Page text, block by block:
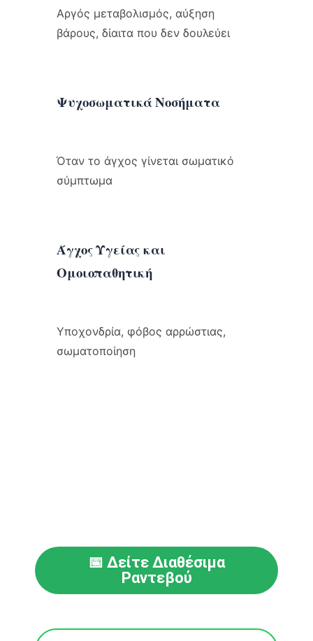
Αργός μεταβολισμός, αύξηση
βάρους, δίαιτα που δεν δουλεύει
Ψυχοσωματικά Νοσήματα
Όταν το άγχος γίνεται σωματικό
σύμπτωμα
Άγχος Υγείας και
Ομοιοπαθητική
Υποχονδρία, φόβος αρρώστιας,
σωματοποίηση
📅 Δείτε Διαθέσιμα
Ραντεβού